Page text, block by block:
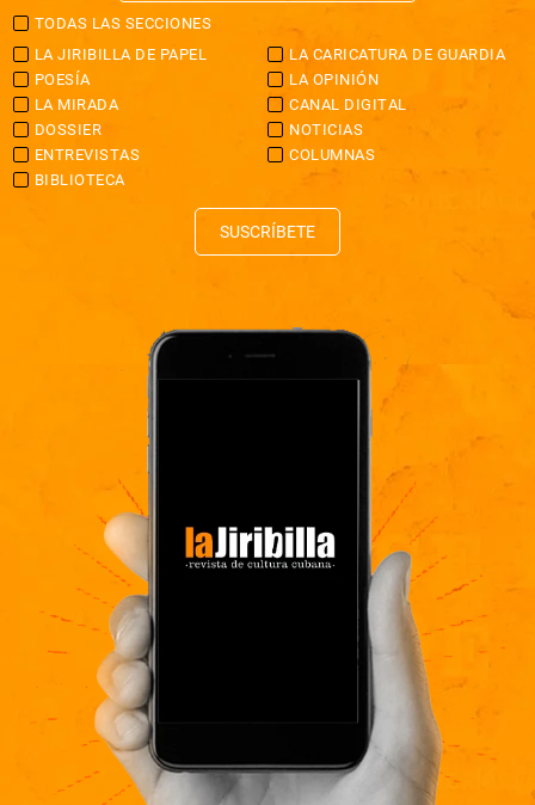
TODAS LAS SECCIONES
LA JIRIBILLA DE PAPEL
LA CARICATURA DE GUARDIA
POESÍA
LA OPINIÓN
LA MIRADA
CANAL DIGITAL
DOSSIER
NOTICIAS
ENTREVISTAS
COLUMNAS
BIBLIOTECA
SUSCRÍBETE